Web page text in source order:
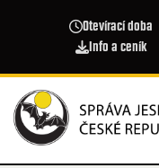
Otevírací doba
Info a ceník